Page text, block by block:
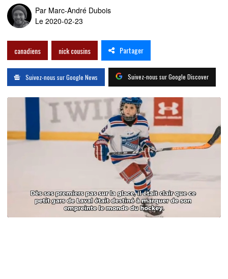
Par Marc-André Dubois
Le 2020-02-23
canadiens nick cousins Partager
Suivez-nous sur Google News Suivez-nous sur Google Discover